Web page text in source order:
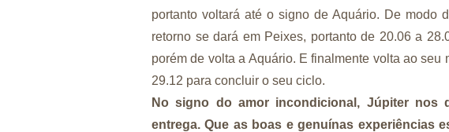
portanto voltará até o signo de Aquário. De modo
retorno se dará em Peixes, portanto de 20.06 a
porém de volta a Aquário. E finalmente volta ao seu
29.12 para concluir o seu ciclo.
No signo do amor incondicional, Júpiter nos
entrega. Que as boas e genuínas experiências